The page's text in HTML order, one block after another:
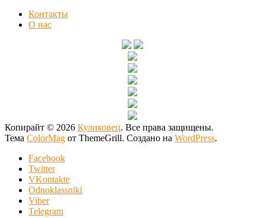
Контакты
О нас
Копирайт © 2026 Куликовец. Все права защищены.
Тема ColorMag от ThemeGrill. Создано на WordPress.
Facebook
Twitter
VKontakte
Odnoklassniki
Viber
Telegram